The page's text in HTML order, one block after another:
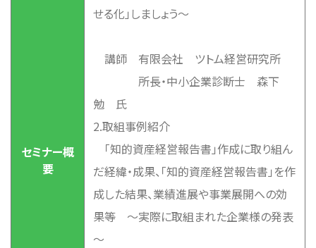
セミナー概
要
せる化」しましょう～
講師 有限会社 ツトム経営研究所
所長・中小企業診断士 森下
勉 氏
2.取組事例紹介
「知的資産経営報告書」作成に取り組ん
だ経緯・成果、「知的資産経営報告書」を作
成した結果、業績進展や事業展開への効
果等 ～実際に取組まれた企業様の発表
～